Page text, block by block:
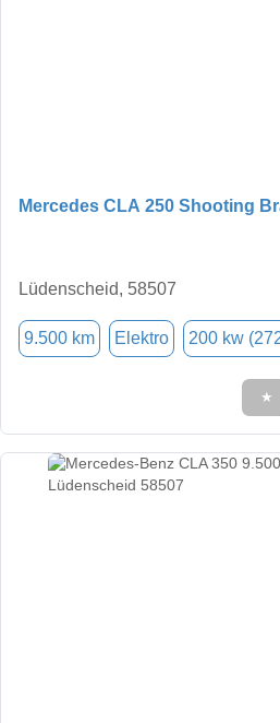
Mercedes CLA 250 Shooting
Lüdenscheid, 58507
9.500 km Elektro 200 kw
★